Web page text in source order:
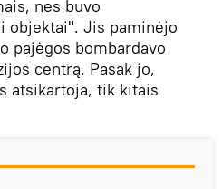
nes buvo
objektai". Jis paminėjo
pajėgos bombardavo
centrą. Pasak jo,
atsikartoja, tik kitais